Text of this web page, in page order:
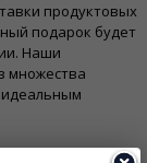
продуктовых
подарок будет
Наши
множества
идеальным